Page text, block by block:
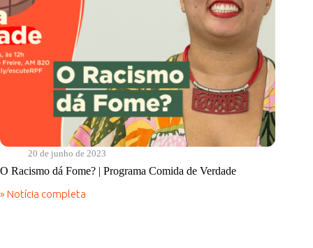
20 de junho de 2023
O Racismo dá Fome? | Programa Comida de Verdade
» Notícia completa
O